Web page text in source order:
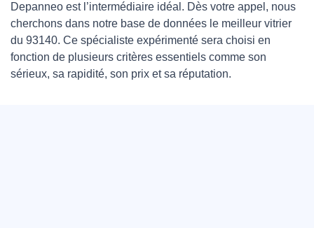
Depanneo est l’intermédiaire idéal. Dès votre appel, nous
cherchons dans notre base de données le meilleur vitrier
du 93140. Ce spécialiste expérimenté sera choisi en
fonction de plusieurs critères essentiels comme son
sérieux, sa rapidité, son prix et sa réputation.